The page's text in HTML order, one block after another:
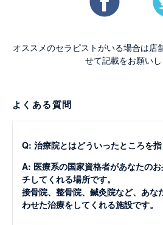
オススメのセラピストがいる場合は店
せて記載をお願いし
よくある質問
Q: 治療院とはどういったところを
A: 医療系の国家資格者があなたの
チしてくれる場所です。
接骨院、整骨院、鍼灸院など、あな
わせた治療をしてくれる施設です。